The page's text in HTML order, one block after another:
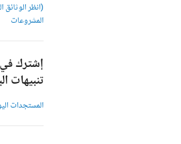
(انظر الوثائق
المشروعات
إشترك في
تنبيهات
المستجدات